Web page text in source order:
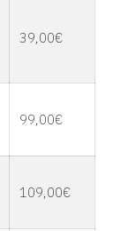
39,00€
99,00€
109,00€